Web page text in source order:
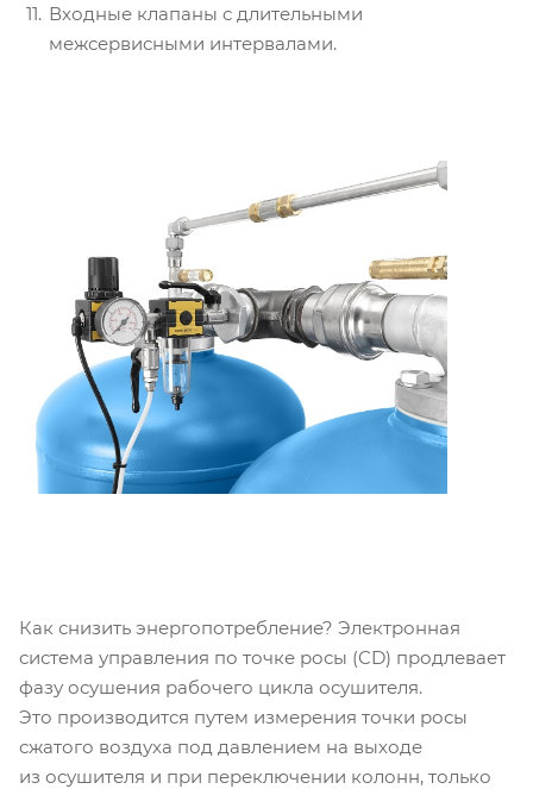
Входные клапаны с длительными
межсервисными интервалами.
Как снизить энергопотребление? Электронная
система управления по точке росы (CD) продлевает
фазу осушения рабочего цикла осушителя.
Это производится путем измерения точки росы
сжатого воздуха под давлением на выходе
из осушителя и при переключении колонн, только